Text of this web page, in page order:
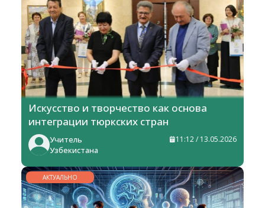
Искусство и творчество как основа
интеграции тюркских стран
Учитель
Узбекистана
11:12 / 13.05.2026
АКТУАЛЬНО